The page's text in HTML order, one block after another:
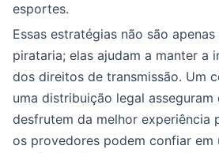
esportes.
Essas estratégias não são
pirataria; elas ajudam a manter a
dos direitos de transmissão. Um
uma distribuição legal asseguram
desfrutem da melhor experiência
os provedores podem confiar em